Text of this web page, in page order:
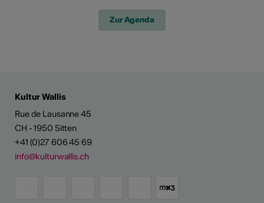
Zur Agenda
Kultur Wallis
Rue de Lausanne 45
CH - 1950 Sitten
+41 (0)27 606 45 69
info@kulturwallis.ch